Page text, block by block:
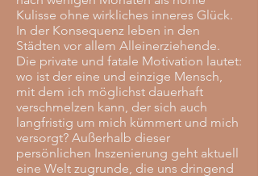
Kulisse ohne wirkliches inneres Glück.
In der Konsequenz leben in den
Städten vor allem Alleinerziehende.
Die private und fatale Motivation lautet:
wo ist der eine und einzige Mensch,
mit dem ich möglichst dauerhaft
verschmelzen kann, der sich auch
langfristig um mich kümmert und mich
versorgt? Außerhalb dieser
persönlichen Inszenierung geht aktuell
eine Welt zugrunde, die uns dringend